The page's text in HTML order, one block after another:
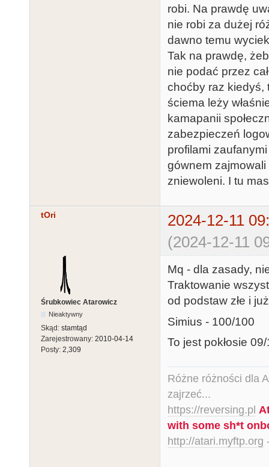
robi. Na prawdę
nie robi za dużej
dawno temu
Tak na prawdę,
nie podać przez
choćby raz kiedyś,
ściema leży
kamapanii
zabezpieczeń
profilami
gównem
zniewoleni. I tu
tOri
2024-12-11
(2024-12-11
Śrubkowiec Atarowicz
Nieaktywny
Skąd: stamtąd
Zarejestrowany: 2010-04-14
Posty: 2,309
Mq - dla zasady,
Traktowanie
od podstaw złe i
Simius - 100/100
To jest pokłosie
Różne różności dla
zajrzeć...
https://reversing.pl
with some sh*t
http://atari.myftp.org